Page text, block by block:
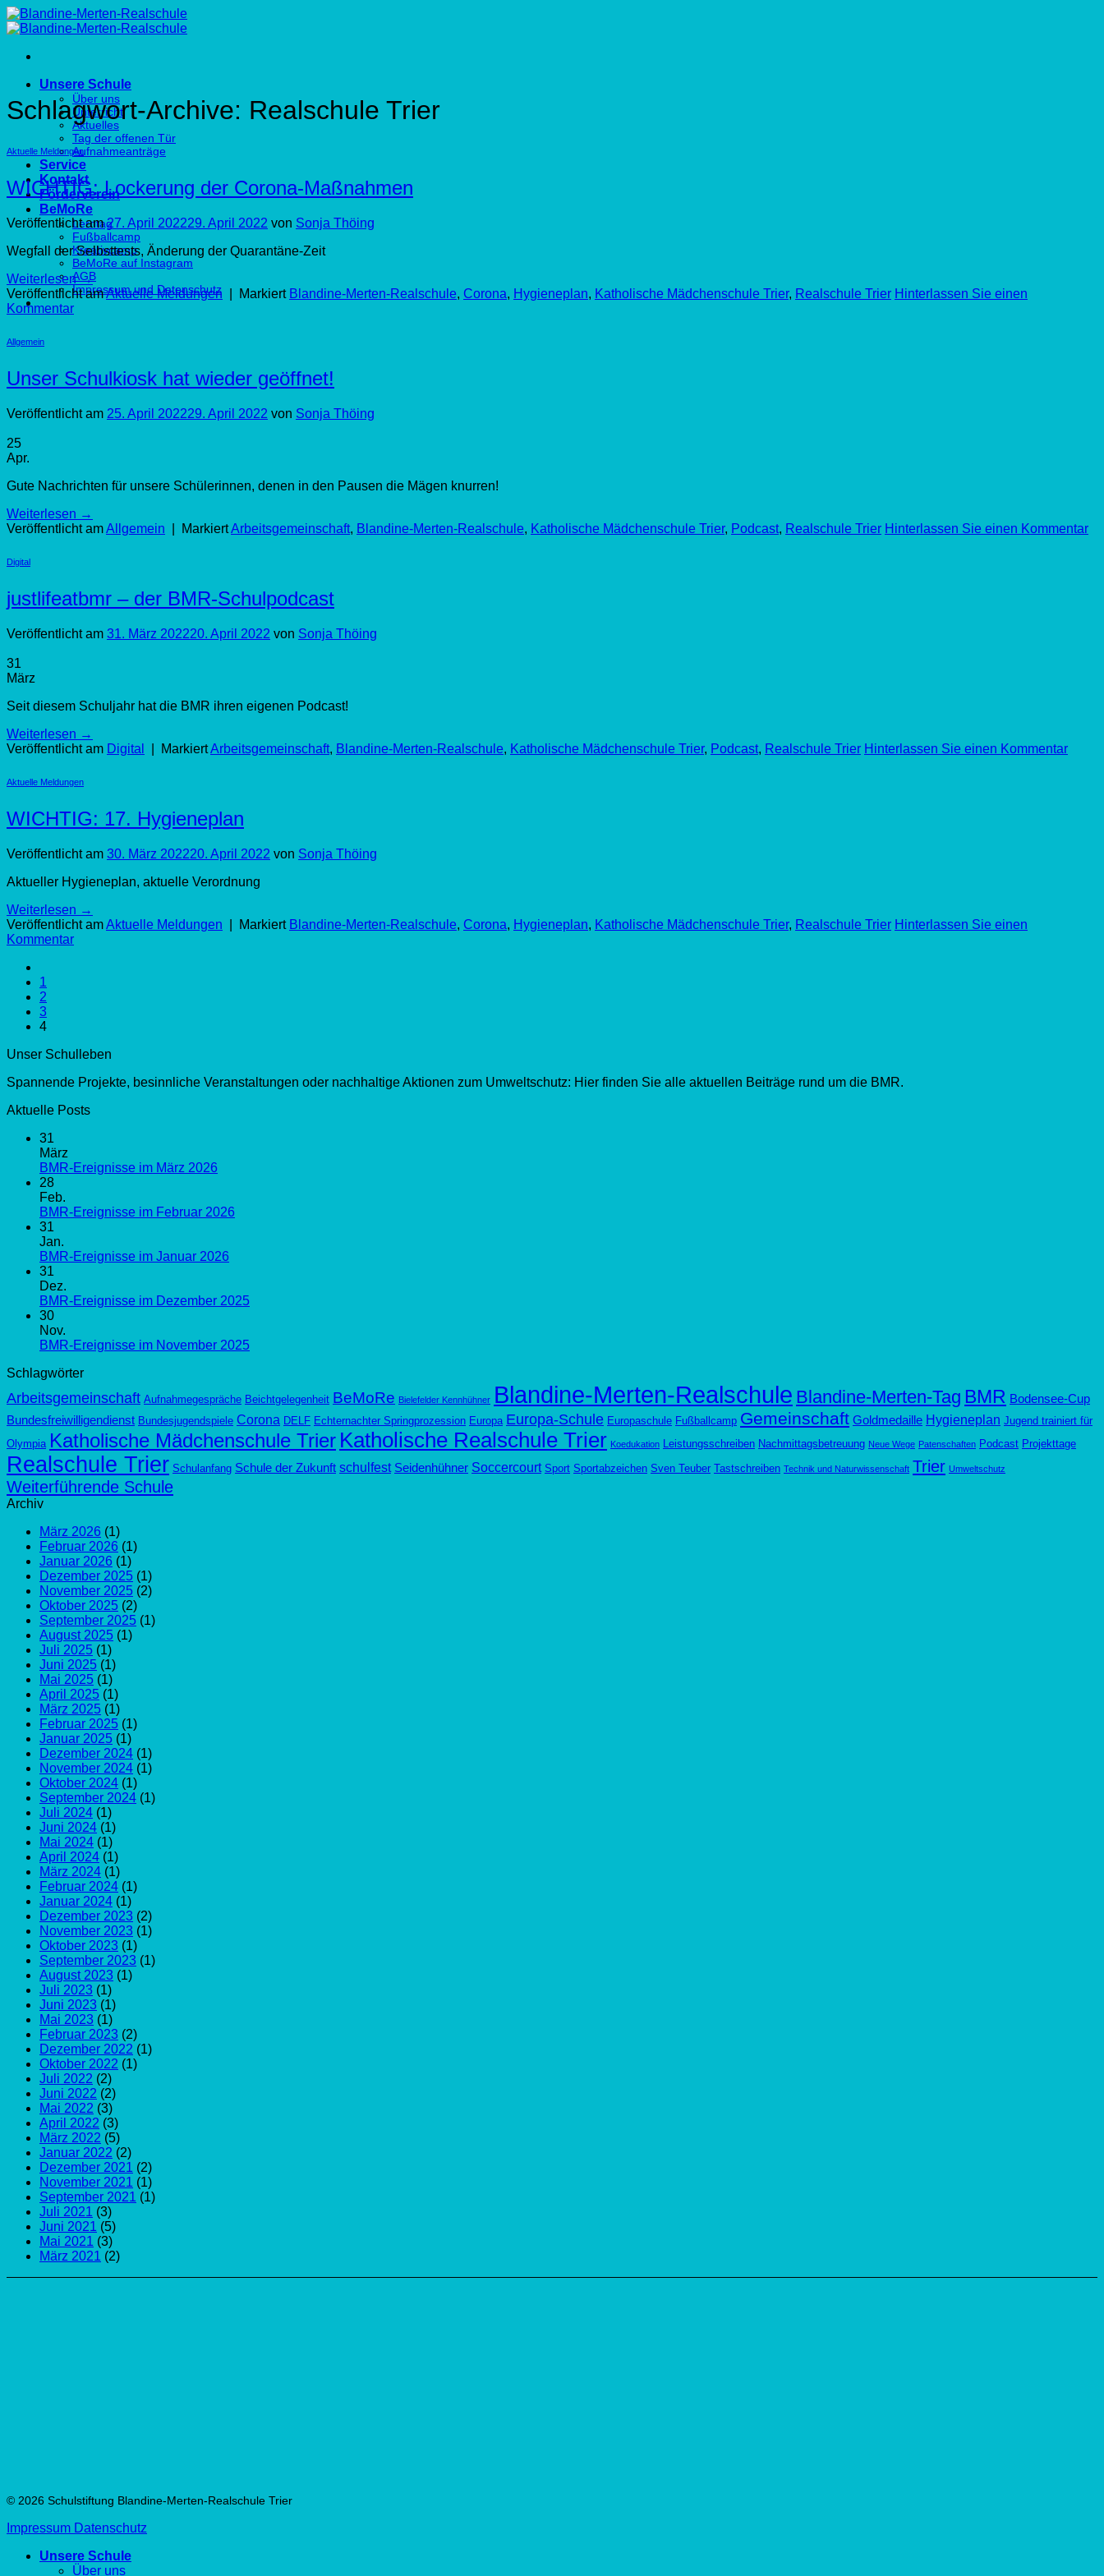
Zum
Inhalt
Unsere Schule
Über uns
Unterricht
Aktuelles
Tag der offenen Tür
Aufnahmeanträge
Service
Kontakt
Förderverein
BeMoRe
Lerntag
Fußballcamp
Kreativcamp
BeMoRe auf Instagram
AGB
Impressum und Datenschutz
Schlagwort-Archive: Realschule Trier
Aktuelle Meldungen
WICHTIG: Lockerung der Corona-Maßnahmen
Veröffentlicht am27. April 202229. April 2022 von Sonja Thöing
Wegfall der Selbsttests, Änderung der Quarantäne-Zeit
Weiterlesen→
Veröffentlicht amAktuelle Meldungen Markiert Blandine-Merten-Realschule, Corona, Hygieneplan, Katholische Mädchenschule Trier, Realschule Trier Hinterlassen Sie einen
Kommentar
Allgemein
Unser Schulkiosk hat wieder geöffnet!
Veröffentlicht am 25. April 202229. April 2022 von Sonja Thöing
25
Apr.
Gute Nachrichten für unsere Schülerinnen, denen in den Pausen die Mägen knurren!
Weiterlesen →
Veröffentlicht amAllgemein MarkiertArbeitsgemeinschaft, Blandine-Merten-Realschule, Katholische Mädchenschule Trier, Podcast, Realschule Trier Hinterlassen Sie einen Kommentar
Digital
justlifeatbmr – der BMR-Schulpodcast
Veröffentlicht am 31. März 202220. April 2022 von Sonja Thöing
31
März
Seit diesem Schuljahr hat die BMR ihren eigenen Podcast!
Weiterlesen →
Veröffentlicht am Digital MarkiertArbeitsgemeinschaft, Blandine-Merten-Realschule, Katholische Mädchenschule Trier, Podcast, Realschule Trier Hinterlassen Sie einen Kommentar
Aktuelle Meldungen
WICHTIG: 17. Hygieneplan
Veröffentlicht am 30. März 202220. April 2022 von Sonja Thöing
Aktueller Hygieneplan, aktuelle Verordnung
Weiterlesen →
Veröffentlicht amAktuelle Meldungen Markiert Blandine-Merten-Realschule, Corona, Hygieneplan, Katholische Mädchenschule Trier, Realschule Trier Hinterlassen Sie einen
Kommentar
1
2
3
4
Unser Schulleben
Spannende Projekte, besinnliche Veranstaltungen oder nachhaltige Aktionen zum Umweltschutz: Hier finden Sie alle aktuellen Beiträge rund um die BMR.
Aktuelle Posts
31
März
BMR-Ereignisse im März 2026
28
Feb.
BMR-Ereignisse im Februar 2026
31
Jan.
BMR-Ereignisse im Januar 2026
31
Dez.
BMR-Ereignisse im Dezember 2025
30
Nov.
BMR-Ereignisse im November 2025
Schlagwörter
Arbeitsgemeinschaft Aufnahmegespräche Beichtgelegenheit BeMoRe Bielefelder Kennhühner Blandine-Merten-Realschule Blandine-Merten-Tag BMR Bodensee-Cup
Bundesfreiwilligendienst Bundesjugendspiele Corona DELF Echternachter Springprozession Europa Europa-Schule Europaschule Fußballcamp Gemeinschaft Goldmedaille Hygieneplan Jugend trainiert für
Olympia Katholische Mädchenschule Trier Katholische Realschule Trier Koedukation Leistungsschreiben Nachmittagsbetreuung Neue Wege Patenschaften Podcast Projekttage
Realschule Trier Schulanfang Schule der Zukunft schulfest Seidenhühner Soccercourt Sport Sportabzeichen Sven Teuber Tastschreiben Technik und Naturwissenschaft Trier Umweltschutz
Weiterführende Schule
Archiv
März 2026 (1)
Februar 2026 (1)
Januar 2026 (1)
Dezember 2025 (1)
November 2025 (2)
Oktober 2025 (2)
September 2025 (1)
August 2025 (1)
Juli 2025 (1)
Juni 2025 (1)
Mai 2025 (1)
April 2025 (1)
März 2025 (1)
Februar 2025 (1)
Januar 2025 (1)
Dezember 2024 (1)
November 2024 (1)
Oktober 2024 (1)
September 2024 (1)
Juli 2024 (1)
Juni 2024 (1)
Mai 2024 (1)
April 2024 (1)
März 2024 (1)
Februar 2024 (1)
Januar 2024 (1)
Dezember 2023 (2)
November 2023 (1)
Oktober 2023 (1)
September 2023 (1)
August 2023 (1)
Juli 2023 (1)
Juni 2023 (1)
Mai 2023 (1)
Februar 2023 (2)
Dezember 2022 (1)
Oktober 2022 (1)
Juli 2022 (2)
Juni 2022 (2)
Mai 2022 (3)
April 2022 (3)
März 2022 (5)
Januar 2022 (2)
Dezember 2021 (2)
November 2021 (1)
September 2021 (1)
Juli 2021 (3)
Juni 2021 (5)
Mai 2021 (3)
März 2021 (2)
© 2026 Schulstiftung Blandine-Merten-Realschule Trier
Impressum Datenschutz
Unsere Schule
Über uns